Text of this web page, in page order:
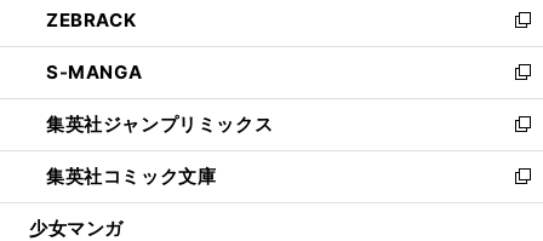
く
で
開
く
ド
ウ
で
開
く
ィ
ン
ド
ウ
で
開
く
い
ウ
ィ
ン
ド
ウ
で
開
ZEBRACK
新
し
い
ウ
ィ
ン
ド
ウ
S-MANGA
新
し
い
ウ
ィ
ン
集英社ジャンプリミックス
新
し
い
ウ
集英社コミック文庫
新
し
少女マンガ